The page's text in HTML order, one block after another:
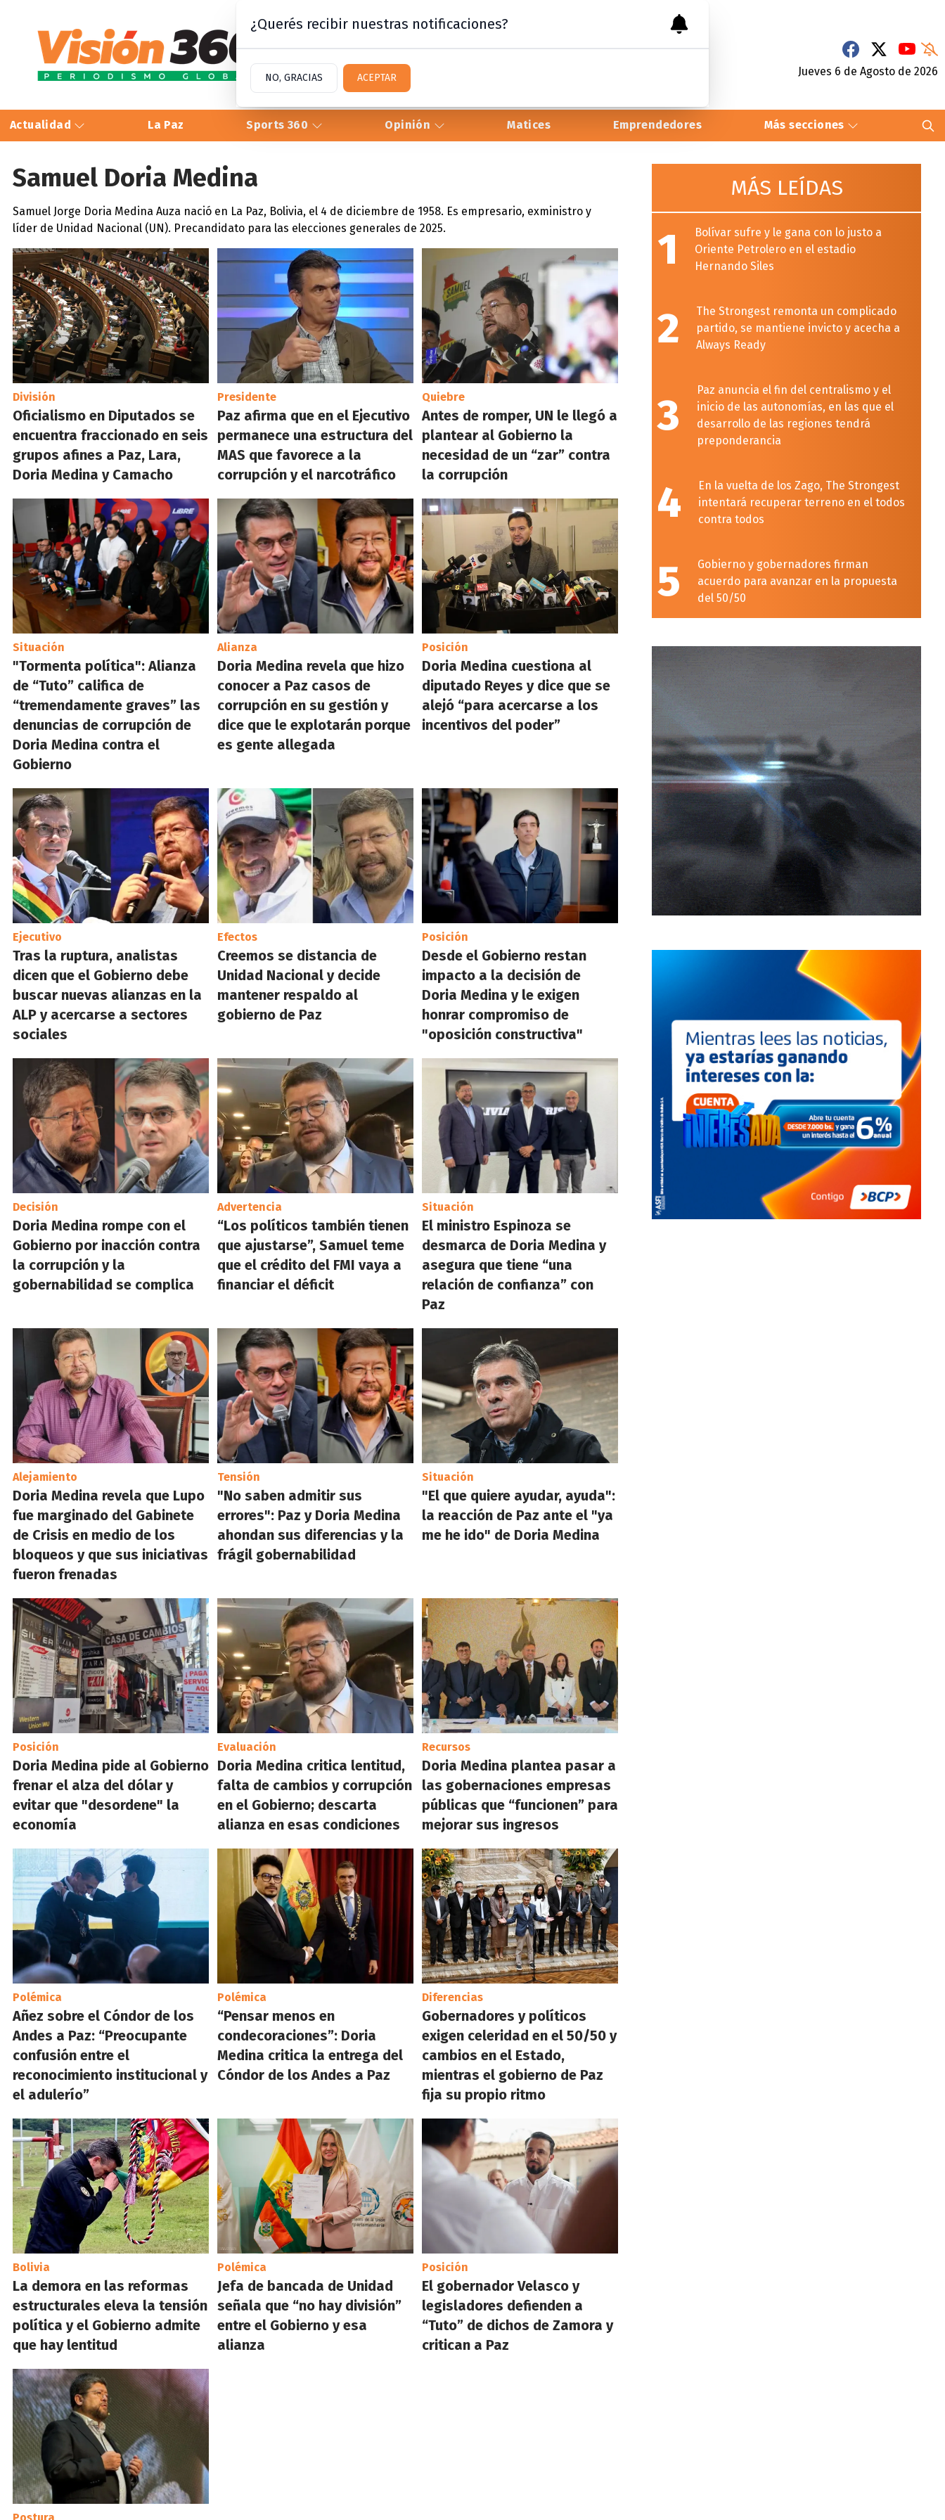
Jueves 6 de Agosto de 2026
Actualidad La Paz Sports 360 Opinión Matices Emprendedores Más secciones
Samuel Doria Medina
Samuel Jorge Doria Medina Auza nació en La Paz, Bolivia, el 4 de diciembre de 1958. Es empresario, exministro y
líder de Unidad Nacional (UN). Precandidato para las elecciones generales de 2025.
División
Oficialismo en Diputados se
encuentra fraccionado en seis
grupos afines a Paz, Lara,
Doria Medina y Camacho
Presidente
Paz afirma que en el Ejecutivo
permanece una estructura del
MAS que favorece a la
corrupción y el narcotráfico
Quiebre
Antes de romper, UN le llegó a
plantear al Gobierno la
necesidad de un “zar” contra
la corrupción
Situación
"Tormenta política": Alianza
de “Tuto” califica de
“tremendamente graves” las
denuncias de corrupción de
Doria Medina contra el
Gobierno
Alianza
Doria Medina revela que hizo
conocer a Paz casos de
corrupción en su gestión y
dice que le explotarán porque
es gente allegada
Posición
Doria Medina cuestiona al
diputado Reyes y dice que se
alejó “para acercarse a los
incentivos del poder”
Ejecutivo
Tras la ruptura, analistas
dicen que el Gobierno debe
buscar nuevas alianzas en la
ALP y acercarse a sectores
sociales
Efectos
Creemos se distancia de
Unidad Nacional y decide
mantener respaldo al
gobierno de Paz
Posición
Desde el Gobierno restan
impacto a la decisión de
Doria Medina y le exigen
honrar compromiso de
"oposición constructiva"
Decisión
Doria Medina rompe con el
Gobierno por inacción contra
la corrupción y la
gobernabilidad se complica
Advertencia
“Los políticos también tienen
que ajustarse”, Samuel teme
que el crédito del FMI vaya a
financiar el déficit
Situación
El ministro Espinoza se
desmarca de Doria Medina y
asegura que tiene “una
relación de confianza” con
Paz
Alejamiento
Doria Medina revela que Lupo
fue marginado del Gabinete
de Crisis en medio de los
bloqueos y que sus iniciativas
fueron frenadas
Tensión
"No saben admitir sus
errores": Paz y Doria Medina
ahondan sus diferencias y la
frágil gobernabilidad
Situación
"El que quiere ayudar, ayuda":
la reacción de Paz ante el "ya
me he ido" de Doria Medina
Posición
Doria Medina pide al Gobierno
frenar el alza del dólar y
evitar que "desordene" la
economía
Evaluación
Doria Medina critica lentitud,
falta de cambios y corrupción
en el Gobierno; descarta
alianza en esas condiciones
Recursos
Doria Medina plantea pasar a
las gobernaciones empresas
públicas que “funcionen” para
mejorar sus ingresos
Polémica
Añez sobre el Cóndor de los
Andes a Paz: “Preocupante
confusión entre el
reconocimiento institucional y
el adulerío”
Polémica
“Pensar menos en
condecoraciones”: Doria
Medina critica la entrega del
Cóndor de los Andes a Paz
Diferencias
Gobernadores y políticos
exigen celeridad en el 50/50 y
cambios en el Estado,
mientras el gobierno de Paz
fija su propio ritmo
Bolivia
La demora en las reformas
estructurales eleva la tensión
política y el Gobierno admite
que hay lentitud
Polémica
Jefa de bancada de Unidad
señala que “no hay división”
entre el Gobierno y esa
alianza
Posición
El gobernador Velasco y
legisladores defienden a
“Tuto” de dichos de Zamora y
critican a Paz
MÁS LEÍDAS
1
Bolívar sufre y le gana con lo justo a
Oriente Petrolero en el estadio
Hernando Siles
2
The Strongest remonta un complicado
partido, se mantiene invicto y acecha a
Always Ready
3
Paz anuncia el fin del centralismo y el
inicio de las autonomías, en las que el
desarrollo de las regiones tendrá
preponderancia
4
En la vuelta de los Zago, The Strongest
intentará recuperar terreno en el todos
contra todos
5
Gobierno y gobernadores firman
acuerdo para avanzar en la propuesta
del 50/50
¿Querés recibir nuestras notificaciones?
NO, GRACIAS ACEPTAR